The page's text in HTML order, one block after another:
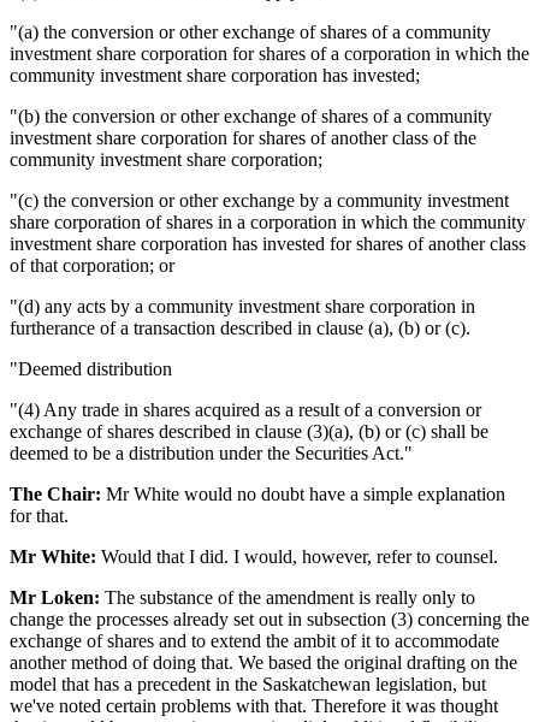
"(a) the conversion or other exchange of shares of a community
investment share corporation for shares of a corporation in which the
community investment share corporation has invested;
"(b) the conversion or other exchange of shares of a community
investment share corporation for shares of another class of the
community investment share corporation;
"(c) the conversion or other exchange by a community investment
share corporation of shares in a corporation in which the community
investment share corporation has invested for shares of another class
of that corporation; or
"(d) any acts by a community investment share corporation in
furtherance of a transaction described in clause (a), (b) or (c).
"Deemed distribution
"(4) Any trade in shares acquired as a result of a conversion or
exchange of shares described in clause (3)(a), (b) or (c) shall be
deemed to be a distribution under the Securities Act."
The Chair: Mr White would no doubt have a simple explanation
for that.
Mr White: Would that I did. I would, however, refer to counsel.
Mr Loken: The substance of the amendment is really only to
change the processes already set out in subsection (3) concerning the
exchange of shares and to extend the ambit of it to accommodate
another method of doing that. We based the original drafting on the
model that has a precedent in the Saskatchewan legislation, but
we've noted certain problems with that. Therefore it was thought